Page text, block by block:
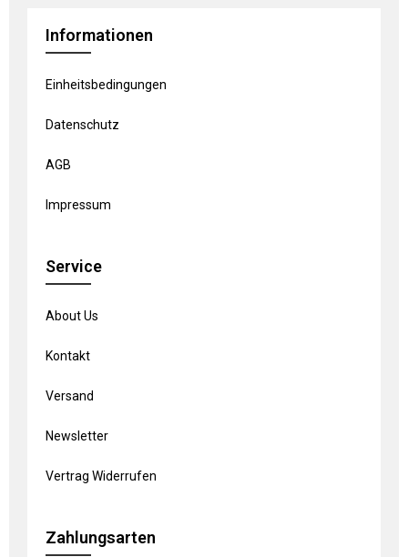
Informationen
Einheitsbedingungen
Datenschutz
AGB
Impressum
Service
About Us
Kontakt
Versand
Newsletter
Vertrag Widerrufen
Zahlungsarten